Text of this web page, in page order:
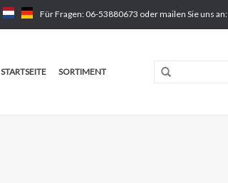
Für Fragen: 06-53880673 oder mailen Sie uns an:
STARTSEITE SORTIMENT